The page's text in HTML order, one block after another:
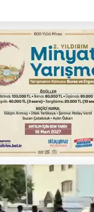
kişi tutuklandı
İnegöl’de yangın paniği!
sıçrayan alevler
Serbest piyasada döviz
Otomobil kanala uçtu: 2